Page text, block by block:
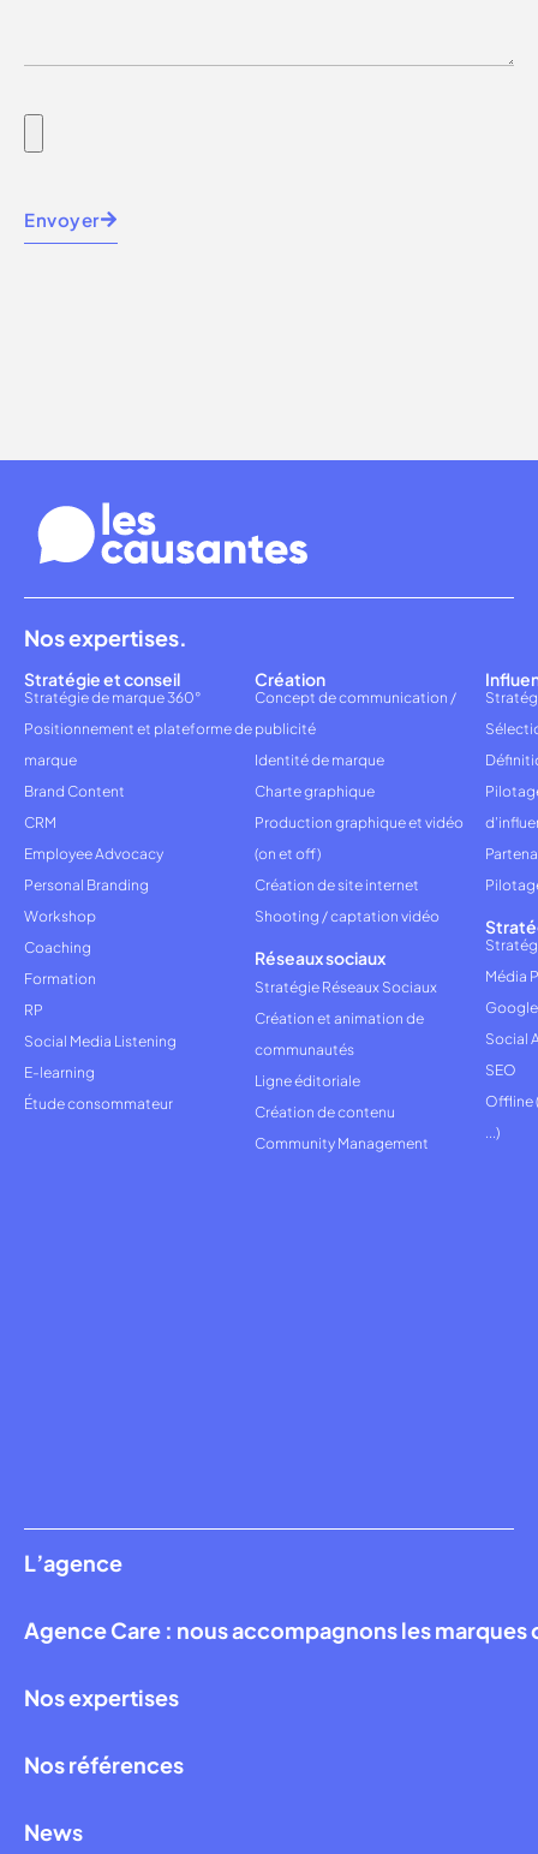
Envoyer
L’agence
Agence Care : nous accompagnons les
Nos expertises
Nos références
News
Nos expertises.
Stratégie et conseil
Stratégie de marque 360°
Positionnement et plateforme de
marque
Brand Content
CRM
Employee Advocacy
Personal Branding
Workshop
Coaching
Formation
RP
Social Media Listening
E-learning
Étude consommateur
Création
Concept de communication /
publicité
Identité de marque
Charte graphique
Production graphique et vidéo
(on et off)
Création de site internet
Shooting / captation vidéo
Réseaux sociaux
Stratégie Réseaux Sociaux
Création et animation de
communautés
Ligne éditoriale
Création de contenu
Community Management
Média
Social
SEO
Offline
...)